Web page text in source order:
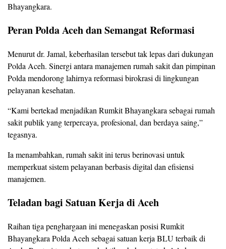
Bhayangkara.
Peran Polda Aceh dan Semangat Reformasi
Menurut dr. Jamal, keberhasilan tersebut tak lepas dari dukungan
Polda Aceh. Sinergi antara manajemen rumah sakit dan pimpinan
Polda mendorong lahirnya reformasi birokrasi di lingkungan
pelayanan kesehatan.
“Kami bertekad menjadikan Rumkit Bhayangkara sebagai rumah
sakit publik yang terpercaya, profesional, dan berdaya saing,”
tegasnya.
Ia menambahkan, rumah sakit ini terus berinovasi untuk
memperkuat sistem pelayanan berbasis digital dan efisiensi
manajemen.
Teladan bagi Satuan Kerja di Aceh
Raihan tiga penghargaan ini menegaskan posisi Rumkit
Bhayangkara Polda Aceh sebagai satuan kerja BLU terbaik di